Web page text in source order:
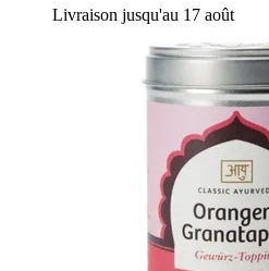
Livraison jusqu'au 17 août